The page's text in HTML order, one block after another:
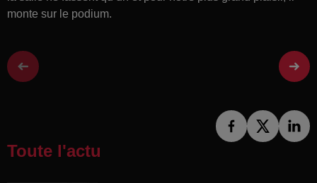
monte sur le podium.
Toute l'actu